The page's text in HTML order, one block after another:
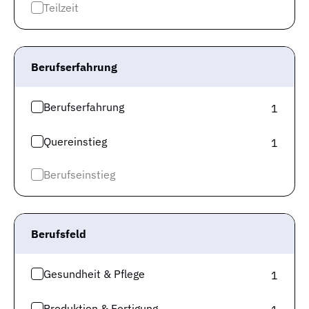
Teilzeit
Berufserfahrung
Berufserfahrung 1
Quereinstieg 1
Berufseinstieg
Berufsfeld
Gesundheit & Pflege 1
durch andere Jobsuchende.Da die Senkung mit -3.52 %
unter -10% Prozent liegt, istdie Veränderung
allerdings im moderaten Bereich
verschwinden nicht allzu schnell vom Markt, aber es
werden weniger.
Die Entwicklung des Arbeitsmarktes lässt sich auch
anhand von absoluten Werten auf der Angebotsseite
und der Nachfrageseite beobachten.